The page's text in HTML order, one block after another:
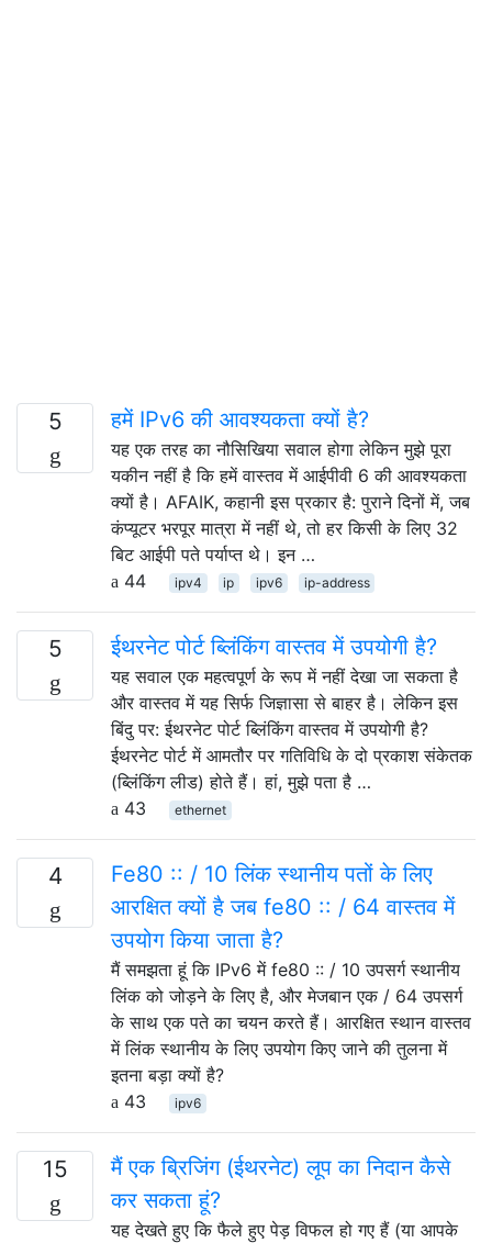
5 हमें IPv6 की आवश्यकता क्यों है?
यह एक तरह का नौसिखिया सवाल होगा लेकिन मुझे पूरा
यकीन नहीं है कि हमें वास्तव में आईपीवी 6 की आवश्यकता
क्यों है। AFAIK, कहानी इस प्रकार है: पुराने दिनों में, जब
कंप्यूटर भरपूर मात्रा में नहीं थे, तो हर किसी के लिए 32
बिट आईपी पते पर्याप्त थे। इन …
44
ipv4 ip ipv6 ip-address
5 ईथरनेट पोर्ट ब्लिंकिंग वास्तव में उपयोगी है?
यह सवाल एक महत्वपूर्ण के रूप में नहीं देखा जा सकता है
और वास्तव में यह सिर्फ जिज्ञासा से बाहर है। लेकिन इस
बिंदु पर: ईथरनेट पोर्ट ब्लिंकिंग वास्तव में उपयोगी है?
ईथरनेट पोर्ट में आमतौर पर गतिविधि के दो प्रकाश संकेतक
(ब्लिंकिंग लीड) होते हैं। हां, मुझे पता है …
43
ethernet
4
Fe80 :: / 10 लिंक स्थानीय पतों के लिए
आरक्षित क्यों है जब fe80 :: / 64 वास्तव में
उपयोग किया जाता है?
मैं समझता हूं कि IPv6 में fe80 :: / 10 उपसर्ग स्थानीय
लिंक को जोड़ने के लिए है, और मेजबान एक / 64 उपसर्ग
के साथ एक पते का चयन करते हैं। आरक्षित स्थान वास्तव
में लिंक स्थानीय के लिए उपयोग किए जाने की तुलना में
इतना बड़ा क्यों है?
43
ipv6
15
मैं एक ब्रिजिंग (ईथरनेट) लूप का निदान कैसे
कर सकता हूं?
यह देखते हुए कि फैले हुए पेड़ विफल हो गए हैं (या आपके